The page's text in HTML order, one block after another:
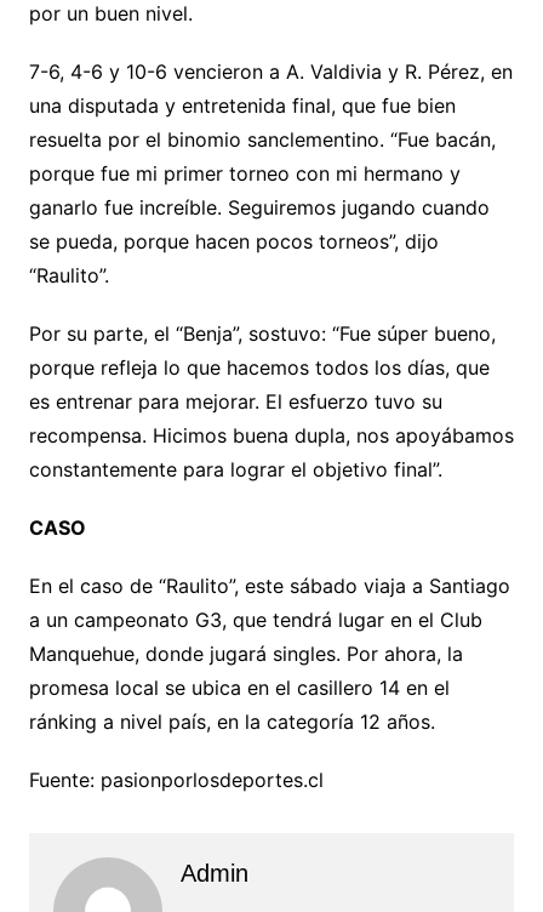
por un buen nivel.
7-6, 4-6 y 10-6 vencieron a A. Valdivia y R. Pérez, en
una disputada y entretenida final, que fue bien
resuelta por el binomio sanclementino. “Fue bacán,
porque fue mi primer torneo con mi hermano y
ganarlo fue increíble. Seguiremos jugando cuando
se pueda, porque hacen pocos torneos”, dijo
“Raulito”.
Por su parte, el “Benja”, sostuvo: “Fue súper bueno,
porque refleja lo que hacemos todos los días, que
es entrenar para mejorar. El esfuerzo tuvo su
recompensa. Hicimos buena dupla, nos apoyábamos
constantemente para lograr el objetivo final”.
CASO
En el caso de “Raulito”, este sábado viaja a Santiago
a un campeonato G3, que tendrá lugar en el Club
Manquehue, donde jugará singles. Por ahora, la
promesa local se ubica en el casillero 14 en el
ránking a nivel país, en la categoría 12 años.
Fuente: pasionporlosdeportes.cl
Admin